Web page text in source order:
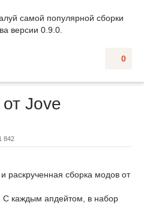
самой популярной сборки
версии 0.9.0.
0
Jove
842
раскрученная сборка модов от
С каждым апдейтом, в набор